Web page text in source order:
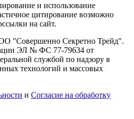
и использование
цитирование возможно
на сайт.
"Совершенно Секретно Трейд".
ЭЛ № ФС 77-79634 от
службой по надзору в
технологий и массовых
и Согласие на обработку